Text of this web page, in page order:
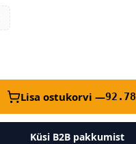
Lisa ostukorvi —92.78
Küsi B2B pakkumist